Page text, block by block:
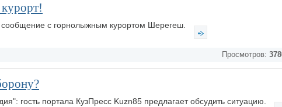
сообщение с горнолыжным курортом Шерегеш.
Просмотров:
гость портала КузПресс Kuzn85 предлагает обсудить ситуацию.